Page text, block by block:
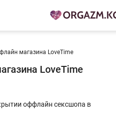
магазина LoveTime
LoveTime
оффлайн сексшопа в